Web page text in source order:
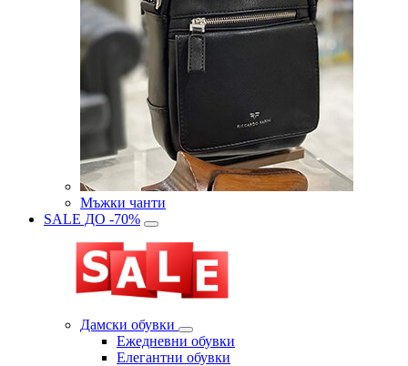
Мъжки чанти
SALE ДО -70%
Дамски обувки
Eжедневни обувки
Eлегантни обувки